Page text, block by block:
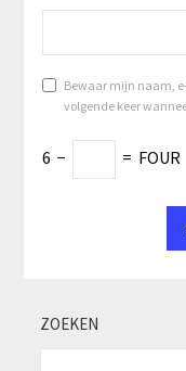
Bewaar mijn naam,
volgende keer
6 − = FOUR
ZOEKEN